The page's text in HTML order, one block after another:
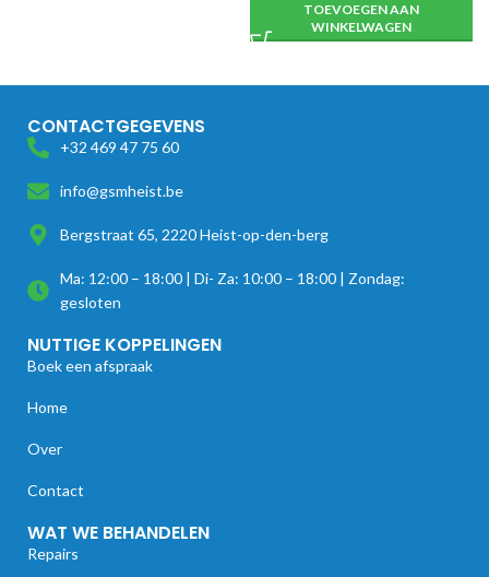
TOEVOEGEN AAN
WINKELWAGEN
CONTACTGEGEVENS
+32 469 47 75 60
info@gsmheist.be
Bergstraat 65, 2220 Heist-op-den-berg
Ma: 12:00 – 18:00 | Di- Za: 10:00 – 18:00 | Zondag:
gesloten
NUTTIGE KOPPELINGEN
Boek een afspraak
Home
Over
Contact
WAT WE BEHANDELEN
Repairs